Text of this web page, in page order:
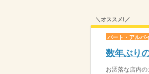
＼オススメ!／
パート・アルバ
数年ぶり
お洒落な店内